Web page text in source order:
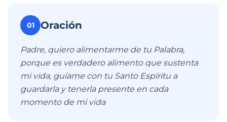
01 Oración
Padre, quiero alimentarme de tu Palabra,
porque es verdadero alimento que sustenta
mi vida, guíame con tu Santo Espíritu a
guardarla y tenerla presente en cada
momento de mi vida